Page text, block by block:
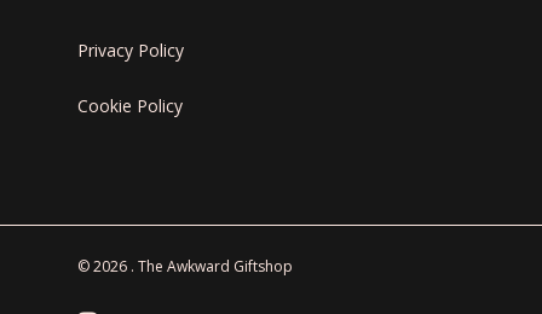
Privacy Policy
Cookie Policy
© 2026 . The Awkward Giftshop